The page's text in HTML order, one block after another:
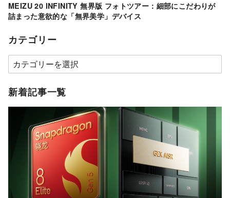
MEIZU 20 INFINITY 無界版 フォトツアー：細部にこだわりが
詰まった意欲的な「無界美学」デバイス
カテゴリー
カ
テ
ゴ
新着記事一覧